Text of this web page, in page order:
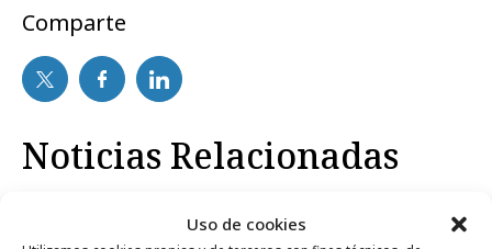
Uso de cookies
Comparte
Noticias Relacionadas